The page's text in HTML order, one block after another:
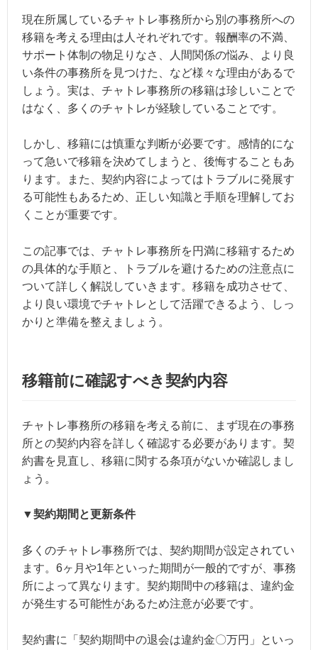
現在所属しているチャトレ事務所から別の事務所への
移籍を考える理由は人それぞれです。報酬率の不満、
サポート体制の物足りなさ、人間関係の悩み、より良
い条件の事務所を見つけた、など様々な理由があるで
しょう。実は、チャトレ事務所の移籍は珍しいことで
はなく、多くのチャトレが経験していることです。
しかし、移籍には慎重な判断が必要です。感情的にな
って急いで移籍を決めてしまうと、後悔することもあ
ります。また、契約内容によってはトラブルに発展す
る可能性もあるため、正しい知識と手順を理解してお
くことが重要です。
この記事では、チャトレ事務所を円満に移籍するため
の具体的な手順と、トラブルを避けるための注意点に
ついて詳しく解説していきます。移籍を成功させて、
より良い環境でチャトレとして活躍できるよう、しっ
かりと準備を整えましょう。
移籍前に確認すべき契約内容
チャトレ事務所の移籍を考える前に、まず現在の事務
所との契約内容を詳しく確認する必要があります。契
約書を見直し、移籍に関する条項がないか確認しまし
ょう。
▼契約期間と更新条件
多くのチャトレ事務所では、契約期間が設定されてい
ます。6ヶ月や1年といった期間が一般的ですが、事務
所によって異なります。契約期間中の移籍は、違約金
が発生する可能性があるため注意が必要です。
契約書に「契約期間中の退会は違約金〇万円」といっ